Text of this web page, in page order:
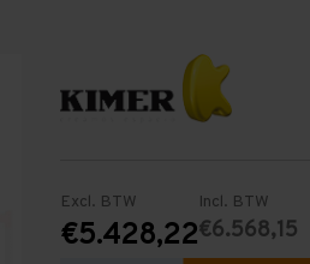
Excl. BTW
€5.428,22
Incl. BTW
€6.568,15